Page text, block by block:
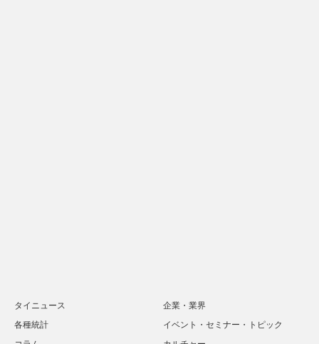
タイニュース
企業・業界
各種統計
イベント・セミナー・トピック